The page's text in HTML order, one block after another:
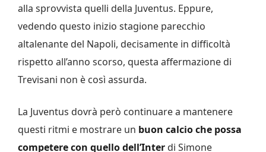
alla sprovvista quelli della Juventus. Eppure,
vedendo questo inizio stagione parecchio
altalenante del Napoli, decisamente in difficoltà
rispetto all’anno scorso, questa affermazione di
Trevisani non è così assurda.
La Juventus dovrà però continuare a mantenere
questi ritmi e mostrare un buon calcio che possa
competere con quello dell’Inter di Simone